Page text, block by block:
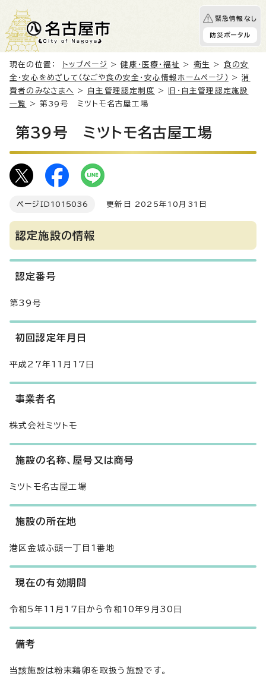
緊急情報なし
防災ポータル
現在の位置： トップページ >健康・医療・福祉 > 衛生 > 食の安
全・安心をめざして（なごや食の安全・安心情報ホームページ）
>消
費者のみなさまへ
> 自主管理認定制度 >
旧・自主管理認定施設
一覧
> 第39号 ミツトモ名古屋工場
第39号 ミツトモ名古屋工場
ページID 1015036 更新日 2025年10月31日
認定施設の情報
認定番号
第39号
初回認定年月日
平成27年11月17日
事業者名
株式会社ミツトモ
施設の名称、屋号又は商号
ミツトモ名古屋工場
施設の所在地
港区金城ふ頭一丁目1番地
現在の有効期間
令和5年11月17日から令和10年9月30日
備考
当該施設は粉末鶏卵を取扱う施設です。